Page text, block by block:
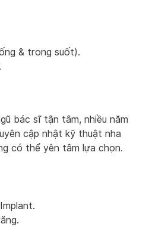
& trong suốt).
bác sĩ tận tâm, nhiều năm
cập nhật kỹ thuật nha
có thể yên tâm lựa chọn.